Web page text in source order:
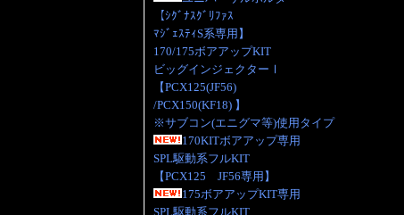
【ｼｸﾞﾅｽｸﾞﾘﾌｧｽ
ﾏｼﾞｪｽﾃｨS系専用】
170/175ボアアップKIT
ビッグインジェクターⅠ
【PCX125(JF56)
/PCX150(KF18) 】
※サブコン(エニグマ等)使用タイプ
170KITボアアップ専用
SPL駆動系フルKIT
【PCX125 JF56専用】
175ボアアップKIT専用
SPL駆動系フルKIT